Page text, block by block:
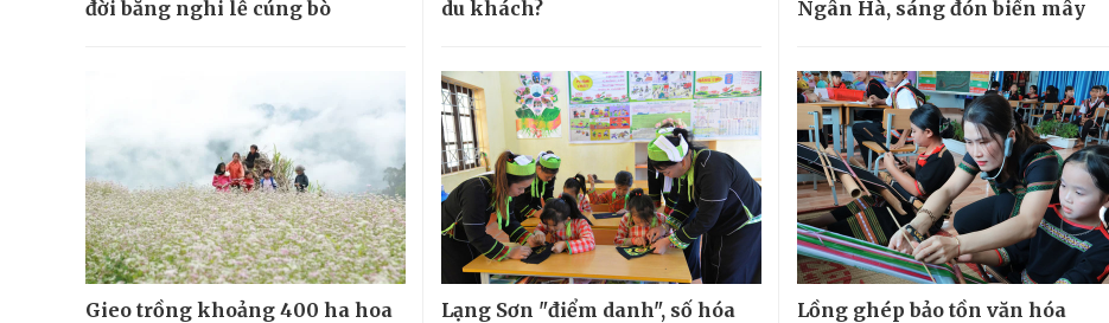
đời bằng nghi lễ cúng bò
du khách?
Ngân Hà, sáng đón biển mây
Gieo trồng khoảng 400 ha hoa
Lạng Sơn "điểm danh", số hóa
Lồng ghép bảo tồn văn hóa